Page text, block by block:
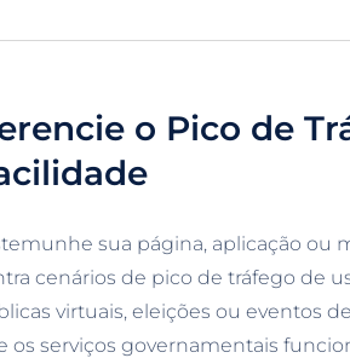
o Pico de
sua página, aplicação ou
cenários de pico de tráfego de
virtuais, eleições ou eventos
os serviços governamentais